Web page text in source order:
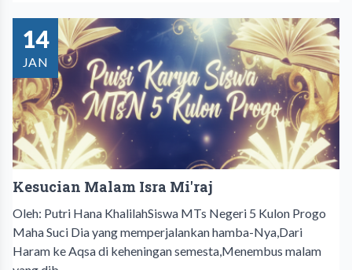
14
JAN
Kesucian Malam Isra Mi'raj
Oleh: Putri Hana KhalilahSiswa MTs Negeri 5 Kulon Progo
Maha Suci Dia yang memperjalankan hamba-Nya,Dari
Haram ke Aqsa di keheningan semesta,Menembus malam